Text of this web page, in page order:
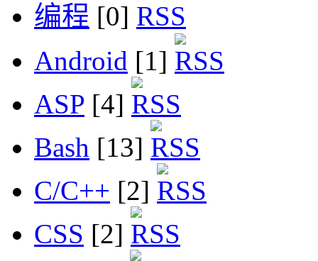
编程 [0]
Android [1]
ASP [4]
Bash [13]
C/C++ [2]
CSS [2]